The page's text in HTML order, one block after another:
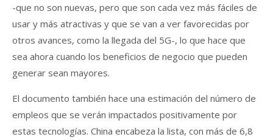
-que no son nuevas, pero que son cada vez más fáciles de
usar y más atractivas y que se van a ver favorecidas por
otros avances, como la llegada del 5G-, lo que hace que
sea ahora cuando los beneficios de negocio que pueden
generar sean mayores.
El documento también hace una estimación del número de
empleos que se verán impactados positivamente por
estas tecnologías. China encabeza la lista, con más de 6,8